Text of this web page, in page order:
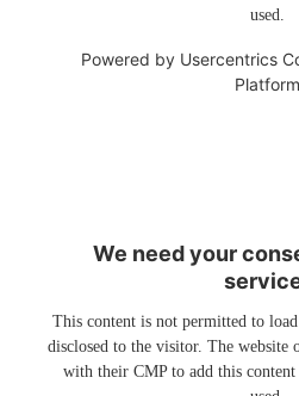
used.
Powered by Usercentrics
Platform
We need your
This content is not permitted to
disclosed to the visitor. The website
with their CMP to add this